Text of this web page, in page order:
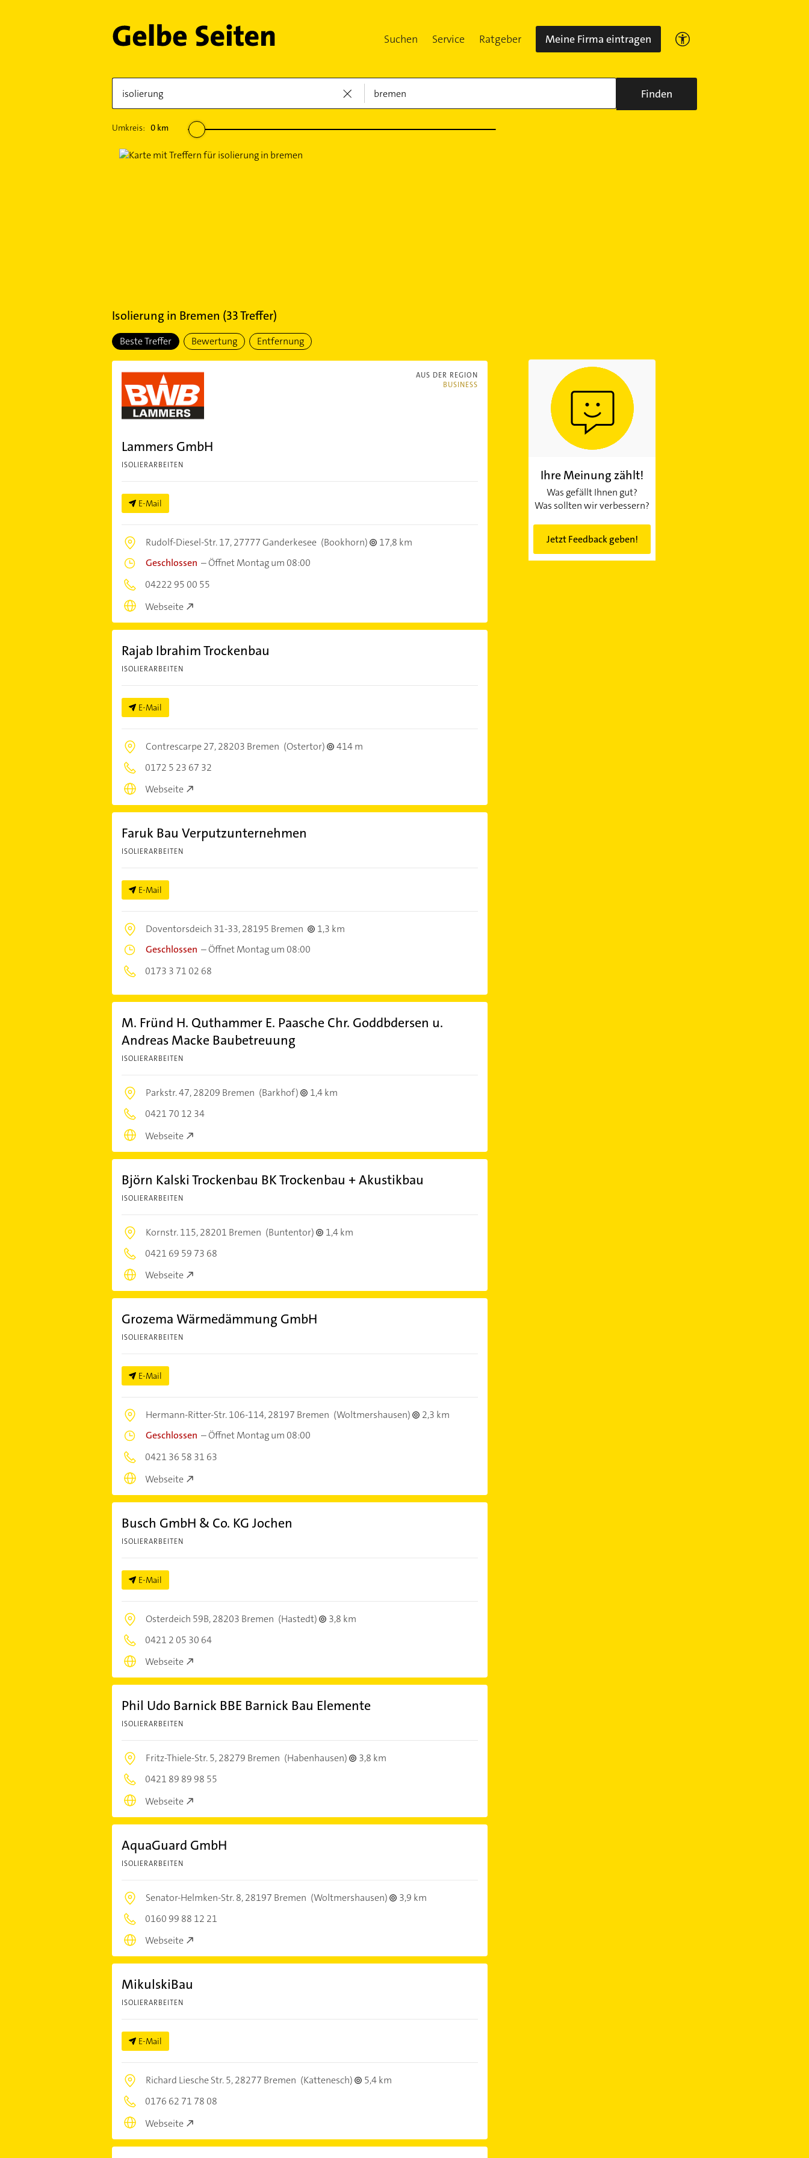
Suchen Service Ratgeber Meine Firma eintragen
Finden
Umkreis: 0km
Isolierung in Bremen (33Treffer)
Beste Treffer Bewertung Entfernung
AUS DER REGION
BUSINESS
Lammers GmbH
ISOLIERARBEITEN
E-Mail
Rudolf-Diesel-Str. 17,27777 Ganderkesee (Bookhorn)
17,8 km
Geschlossen –Öffnet Montag um 08:00
04222 95 00 55
Webseite
Rajab Ibrahim Trockenbau
ISOLIERARBEITEN
E-Mail
Contrescarpe 27,28203 Bremen (Ostertor)
414 m
0172 5 23 67 32
Webseite
Faruk Bau Verputzunternehmen
ISOLIERARBEITEN
E-Mail
Doventorsdeich 31-33,28195 Bremen
1,3 km
Geschlossen –Öffnet Montag um 08:00
0173 3 71 02 68
M. Fründ H. Quthammer E. Paasche Chr. Goddbdersen u.
Andreas Macke Baubetreuung
ISOLIERARBEITEN
Parkstr. 47,28209 Bremen (Barkhof)
1,4 km
0421 70 12 34
Webseite
Björn Kalski Trockenbau BK Trockenbau + Akustikbau
ISOLIERARBEITEN
Kornstr. 115,28201 Bremen (Buntentor)
1,4 km
0421 69 59 73 68
Webseite
Grozema Wärmedämmung GmbH
ISOLIERARBEITEN
E-Mail
Hermann-Ritter-Str. 106-114,28197 Bremen (Woltmershausen)
2,3 km
Geschlossen –Öffnet Montag um 08:00
0421 36 58 31 63
Webseite
Busch GmbH & Co. KG Jochen
ISOLIERARBEITEN
E-Mail
Osterdeich 59B,28203 Bremen (Hastedt)
3,8 km
0421 2 05 30 64
Webseite
Phil Udo Barnick BBE Barnick Bau Elemente
ISOLIERARBEITEN
Fritz-Thiele-Str. 5,28279 Bremen (Habenhausen)
3,8 km
0421 89 89 98 55
Webseite
AquaGuard GmbH
ISOLIERARBEITEN
Senator-Helmken-Str. 8,28197 Bremen (Woltmershausen)
3,9 km
0160 99 88 12 21
Webseite
MikulskiBau
ISOLIERARBEITEN
E-Mail
Richard Liesche Str. 5,28277 Bremen (Kattenesch)
5,4 km
0176 62 71 78 08
Webseite
Ihre Meinung zählt!
Was gefällt Ihnen gut?
Was sollten wir verbessern?
Jetzt Feedback geben!